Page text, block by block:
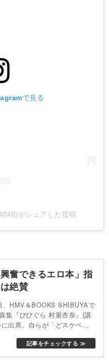
で見る
がシェアした投稿
奮できるエロ本」指
絶賛
、HMV＆BOOKS SHIBUYAで
集『びびぐら 村重杏奈』(講
出席。自らが「どスケベコ
して……デートに着ていきたい
というロングブーツ＆ニット
記事をチェックする ≫